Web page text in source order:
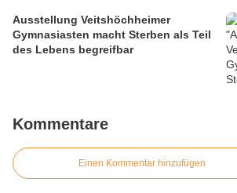
Ausstellung Veitshöchheimer
Gymnasiasten macht Sterben als Teil
des Lebens begreifbar
Kommentare
Einen Kommentar hinzufügen